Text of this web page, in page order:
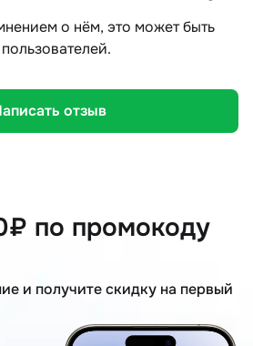
о нём, это может быть
отзыв
по промокоду
и получите скидку на первый